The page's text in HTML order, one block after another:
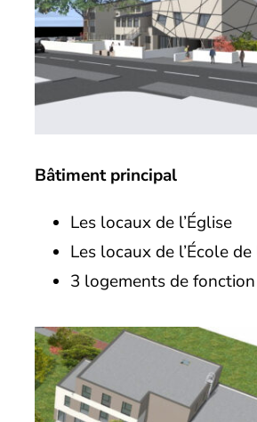
Bâtiment principal
Les locaux de l’Église
Les locaux de l’École
3 logements de fonction